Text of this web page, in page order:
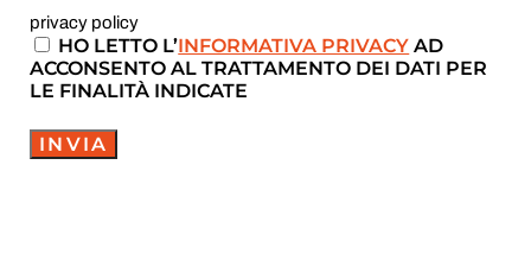
privacy policy
HO LETTO L’INFORMATIVA PRIVACY AD
ACCONSENTO AL TRATTAMENTO DEI DATI PER
LE FINALITÀ INDICATE
INVIA